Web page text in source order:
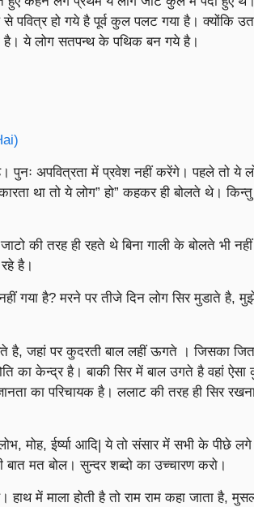
से पवित्र हो गये है पूर्व कुल पलट गया है। क्योंकि
है। ये लोग सतपन्थ के पथिक बन गये है।
अपवित्रता में प्रवेश नहीं करेंगे। पहले तो ये
था तो ये लोग” हो” कहकर ही बोलते थे।
की तरह ही रहते थे बिना गाली के बोलते भी
है।
गया है? मरने पर तीजे दिन लोग सिर मुडाते है,
जहां पर कुदरती बाल लहीं ऊगते । जिसका
का केन्द्र है। बाकी सिर में बाल उगते है वहां
का परिचायक है। ललाट की तरह ही सिर रखना
मोह, ईर्ष्या आदि| ये तो संसार में सभी के पीछे
मत बोल। सुन्दर शब्दो का उच्चारण करो।
में माला होती है तो राम राम कहा जाता है,